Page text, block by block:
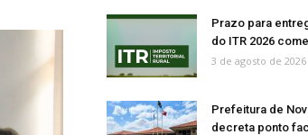
Prazo para
do ITR 2026
3 de agosto de 2026
Prefeitura de
decreta ponto